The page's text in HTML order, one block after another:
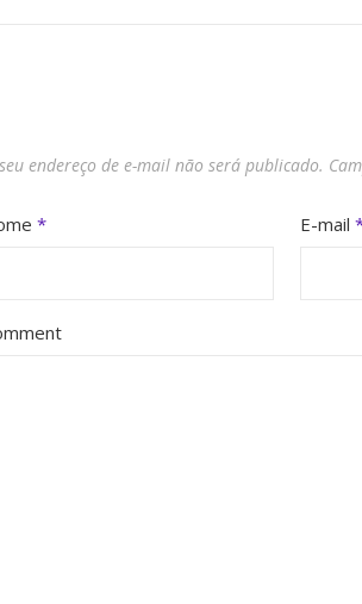
endereço de e-mail não será publicado.
* E-mail